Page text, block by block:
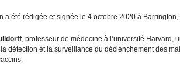
a été rédigée et signée le 4 octobre 2020 à Barrington,
, professeur de médecine à l’université Harvard,
détection et la surveillance du déclenchement des